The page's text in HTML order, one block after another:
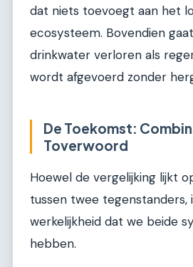
dat niets toevoegt aan het
ecosysteem. Bovendien
drinkwater verloren als
wordt afgevoerd zonder
De Toekomst:
Toverwoord
Hoewel de vergelijking lijkt
tussen twee tegenstanders,
werkelijkheid dat we beide
hebben.